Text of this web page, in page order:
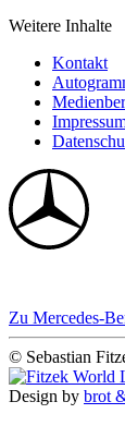
Weitere Inhalte
Kontakt
Zu Mercedes-
© Sebastian
Design by brot